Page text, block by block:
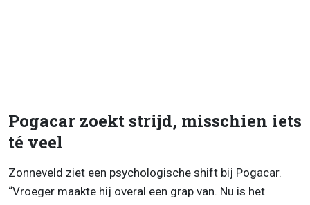
Pogacar zoekt strijd, misschien iets
té veel
Zonneveld ziet een psychologische shift bij Pogacar.
“Vroeger maakte hij overal een grap van. Nu is het